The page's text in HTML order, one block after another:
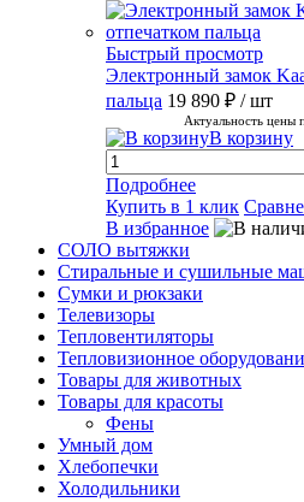
Быстрый просмотр
Электронный замок
пальца 19 890 ₽ / шт
Актуальность цены
В корзину
Подробнее
Купить в 1 клик
В избранное
СОЛО вытяжки
Стиральные и сушильные
Сумки и рюкзаки
Телевизоры
Тепловентиляторы
Тепловизионное
Товары для животных
Товары для красоты
Фены
Умный дом
Хлебопечки
Холодильники